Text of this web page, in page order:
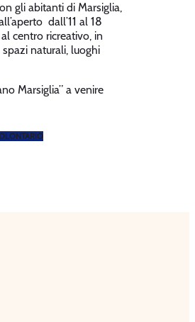
gli abitanti di Marsiglia,
dall’11 al 18
centro ricreativo, in
naturali, luoghi
Marsiglia” a venire